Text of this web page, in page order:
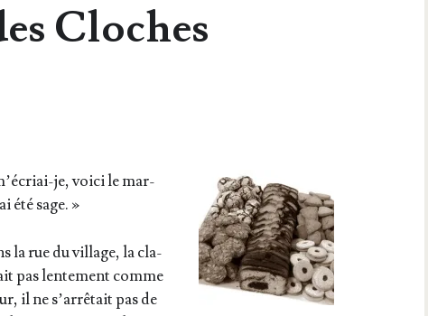
Cloches
je, voi­ci le mar­
été sage. »
la rue du vil­lage, la cla­
pas len­te­ment comme
il ne s’ar­rê­tait pas de